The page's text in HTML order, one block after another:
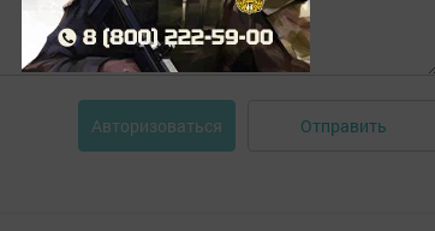
Авторизоваться Отправить